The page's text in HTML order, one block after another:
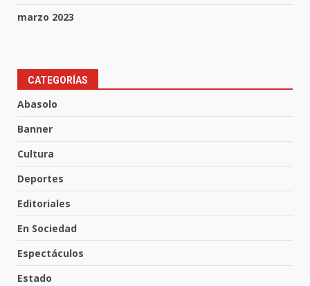
marzo 2023
CATEGORÍAS
Abasolo
Banner
Cultura
Deportes
Editoriales
En Sociedad
Espectáculos
Estado
3
4
Incendio en taller mecánico de
Arte en Cartonería